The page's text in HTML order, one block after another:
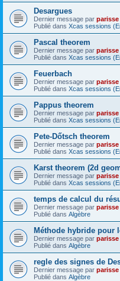
Desargues
Dernier message par parisse
Publié dans Xcas sessions
Pascal theorem
Dernier message par parisse
Publié dans Xcas sessions
Feuerbach
Dernier message par parisse
Publié dans Xcas sessions
Pappus theorem
Dernier message par parisse
Publié dans Xcas sessions
Pete-Dőtsch theorem
Dernier message par parisse
Publié dans Xcas sessions
Karst theorem (2d
Dernier message par parisse
Publié dans Xcas sessions
temps de calcul du
Dernier message par parisse
Publié dans Algèbre
Méthode hybride pour
Dernier message par parisse
Publié dans Algèbre
regle des signes de
Dernier message par parisse
Publié dans Algèbre